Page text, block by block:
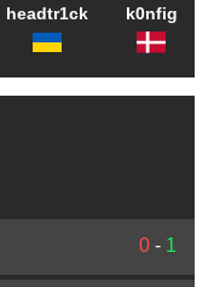
headtr1ck k0nfig
0 - 1